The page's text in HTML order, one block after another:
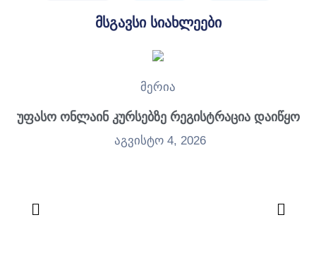
მსგავსი სიახლეები
მერია
უფასო ონლაინ კურსებზე რეგისტრაცია დაიწყო
აგვისტო 4, 2026